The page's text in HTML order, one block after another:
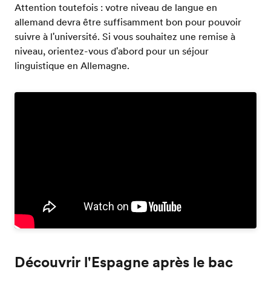
Attention toutefois : votre niveau de langue en
allemand devra être suffisamment bon pour pouvoir
suivre à l'université. Si vous souhaitez une remise à
niveau, orientez-vous d'abord pour un séjour
linguistique en Allemagne.
Découvrir l'Espagne après le bac